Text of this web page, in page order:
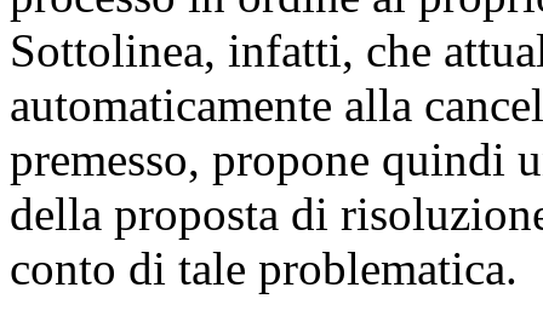
Sottolinea, infatti, che
automaticamente alla
premesso, propone quindi
della proposta di
conto di tale problematica.